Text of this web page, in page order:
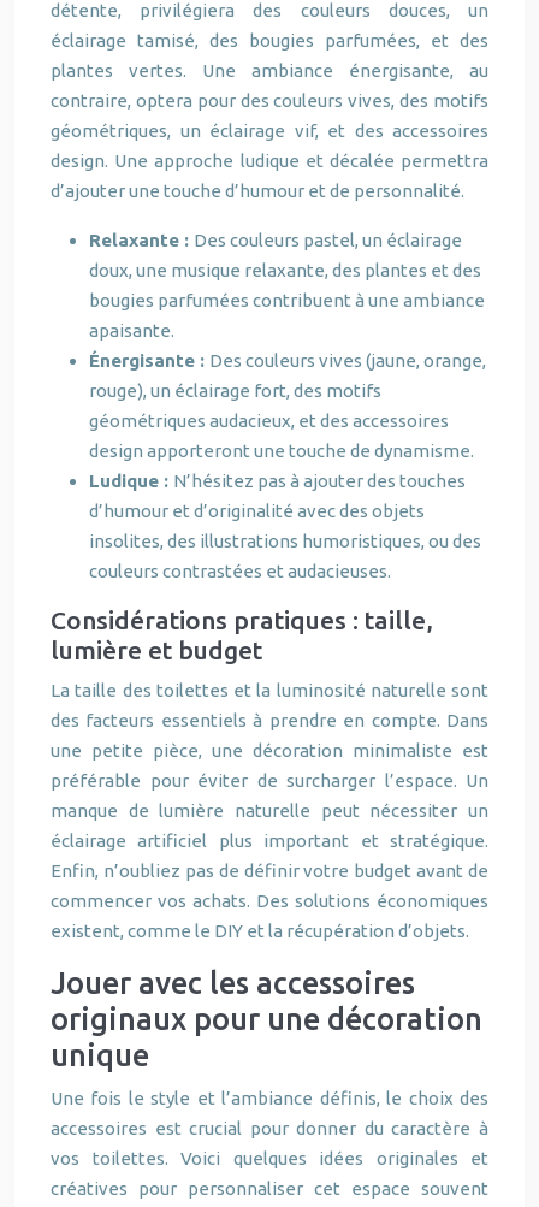
détente, privilégiera des couleurs douces, un
éclairage tamisé, des bougies parfumées, et des
plantes vertes. Une ambiance énergisante, au
contraire, optera pour des couleurs vives, des motifs
géométriques, un éclairage vif, et des accessoires
design. Une approche ludique et décalée permettra
d’ajouter une touche d’humour et de personnalité.
Relaxante : Des couleurs pastel, un éclairage
doux, une musique relaxante, des plantes et des
bougies parfumées contribuent à une ambiance
apaisante.
Énergisante : Des couleurs vives (jaune, orange,
rouge), un éclairage fort, des motifs
géométriques audacieux, et des accessoires
design apporteront une touche de dynamisme.
Ludique : N’hésitez pas à ajouter des touches
d’humour et d’originalité avec des objets
insolites, des illustrations humoristiques, ou des
couleurs contrastées et audacieuses.
Considérations pratiques : taille,
lumière et budget
La taille des toilettes et la luminosité naturelle sont
des facteurs essentiels à prendre en compte. Dans
une petite pièce, une décoration minimaliste est
préférable pour éviter de surcharger l’espace. Un
manque de lumière naturelle peut nécessiter un
éclairage artificiel plus important et stratégique.
Enfin, n’oubliez pas de définir votre budget avant de
commencer vos achats. Des solutions économiques
existent, comme le DIY et la récupération d’objets.
Jouer avec les accessoires
originaux pour une décoration
unique
Une fois le style et l’ambiance définis, le choix des
accessoires est crucial pour donner du caractère à
vos toilettes. Voici quelques idées originales et
créatives pour personnaliser cet espace souvent